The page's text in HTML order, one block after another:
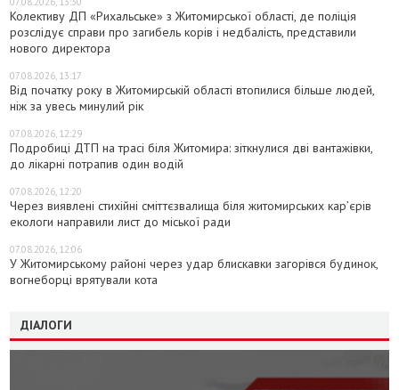
Колективу ДП «Рихальське» з Житомирської області, де поліція
розслідує справи про загибель корів і недбалість, представили
нового директора
07.08.2026, 13:17
Від початку року в Житомирській області втопилися більше людей,
ніж за увесь минулий рік
07.08.2026, 12:29
Подробиці ДТП на трасі біля Житомира: зіткнулися дві вантажівки,
до лікарні потрапив один водій
07.08.2026, 12:20
Через виявлені стихійні сміттєзвалища біля житомирських кар’єрів
екологи направили лист до міської ради
07.08.2026, 12:06
У Житомирському районі через удар блискавки загорівся будинок,
вогнеборці врятували кота
ДІАЛОГИ